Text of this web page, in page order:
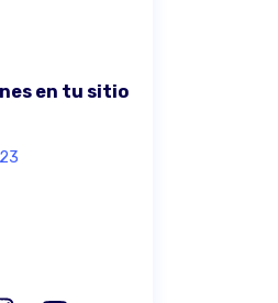
en tu sitio